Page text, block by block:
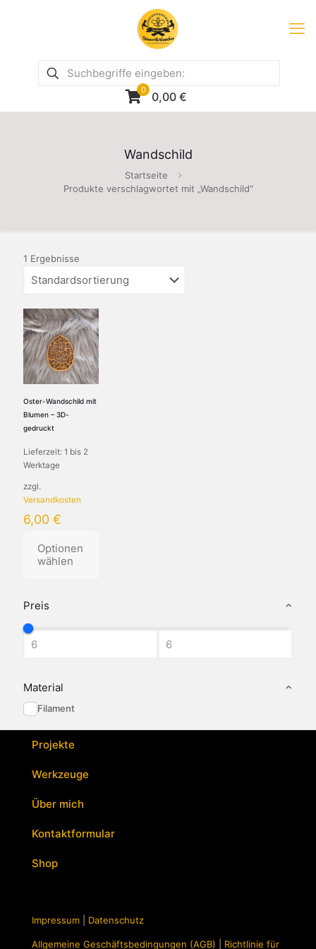
0 0,00 €
Wandschild
Startseite
Produkte verschlagwortet mit „Wandschild“
Preis
Material
Filament
1 Ergebnisse
Oster-Wandschild mit
Blumen – 3D-
gedruckt
Lieferzeit: 1 bis 2
Werktage
zzgl.
Versandkosten
6,00 €
Optionen
wählen
Projekte
Werkzeuge
Über mich
Kontaktformular
Shop
Impressum Datenschutz
Allgemeine Geschäftsbedingungen (AGB) Richtlinie für